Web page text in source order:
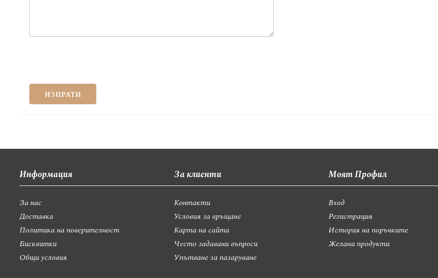
ИЗПРАТИ
Информация
За нас
Доставка
Политика на поверителност
Бисквитки
Общи условия
За клиенти
Контакти
Условия за връщане
Карта на сайта
Често задавани въпроси
Упътване за пазаруване
Моят Профил
Вход
Регистрация
История на поръчките
Желани продукти